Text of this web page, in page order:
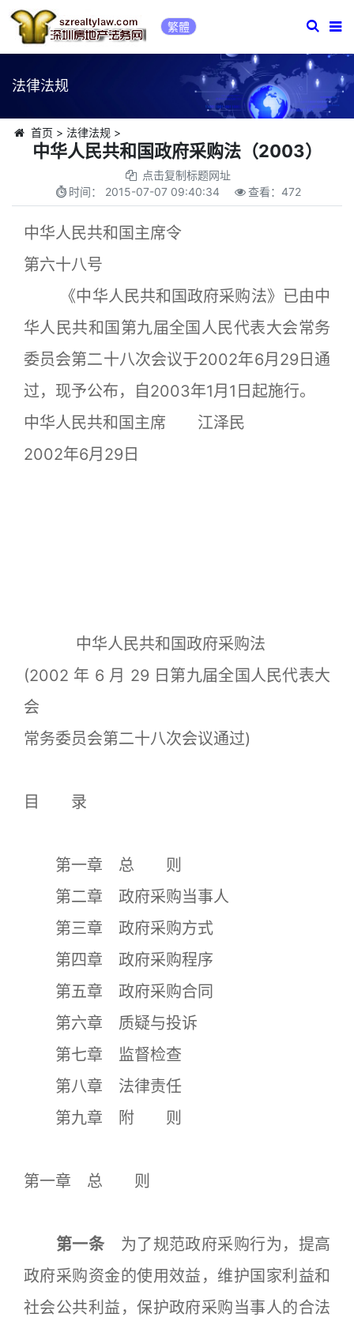
繁體
法律法规
首页 > 法律法规 >
中华人民共和国政府采购法（2003）
点击复制标题网址
时间： 2015-07-07 09:40:34 查看： 472
中华人民共和国主席令
第六十八号
《中华人民共和国政府采购法》已由中
华人民共和国第九届全国人民代表大会常务
委员会第二十八次会议于2002年6月29日通
过，现予公布，自2003年1月1日起施行。
中华人民共和国主席 江泽民
2002年6月29日
中华人民共和国政府采购法
(2002 年 6 月 29 日第九届全国人民代表大
会
常务委员会第二十八次会议通过)
目 录
第一章 总 则
第二章 政府采购当事人
第三章 政府采购方式
第四章 政府采购程序
第五章 政府采购合同
第六章 质疑与投诉
第七章 监督检查
第八章 法律责任
第九章 附 则
第一章 总 则
第一条 为了规范政府采购行为，提高
政府采购资金的使用效益，维护国家利益和
社会公共利益，保护政府采购当事人的合法